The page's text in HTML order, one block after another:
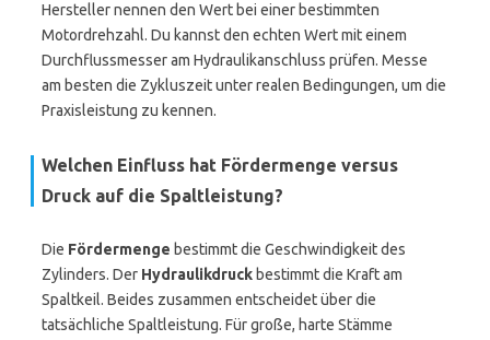
Hersteller nennen den Wert bei einer bestimmten
Motordrehzahl. Du kannst den echten Wert mit einem
Durchflussmesser am Hydraulikanschluss prüfen. Messe
am besten die Zykluszeit unter realen Bedingungen, um die
Praxisleistung zu kennen.
Welchen Einfluss hat Fördermenge versus
Druck auf die Spaltleistung?
Die Fördermenge bestimmt die Geschwindigkeit des
Zylinders. Der Hydraulikdruck bestimmt die Kraft am
Spaltkeil. Beides zusammen entscheidet über die
tatsächliche Spaltleistung. Für große, harte Stämme